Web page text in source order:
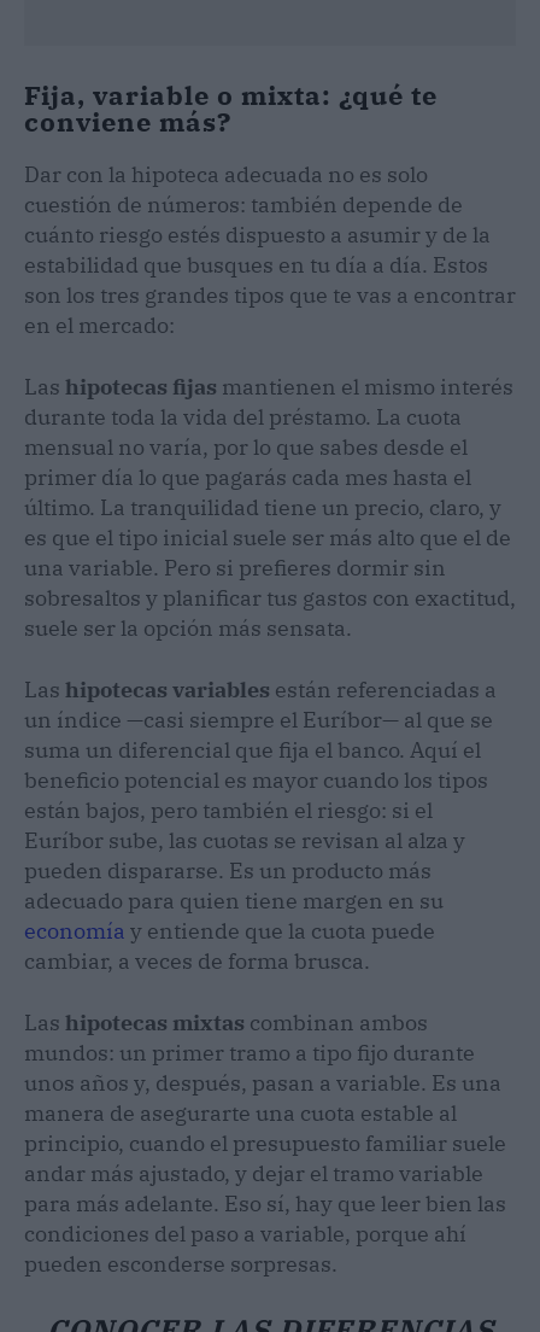
Fija, variable o mixta: ¿qué te
conviene más?
Dar con la hipoteca adecuada no es solo
cuestión de números: también depende de
cuánto riesgo estés dispuesto a asumir y de la
estabilidad que busques en tu día a día. Estos
son los tres grandes tipos que te vas a encontrar
en el mercado:
Las hipotecas fijas mantienen el mismo interés
durante toda la vida del préstamo. La cuota
mensual no varía, por lo que sabes desde el
primer día lo que pagarás cada mes hasta el
último. La tranquilidad tiene un precio, claro, y
es que el tipo inicial suele ser más alto que el de
una variable. Pero si prefieres dormir sin
sobresaltos y planificar tus gastos con exactitud,
suele ser la opción más sensata.
Las hipotecas variables están referenciadas a
un índice —casi siempre el Euríbor— al que se
suma un diferencial que fija el banco. Aquí el
beneficio potencial es mayor cuando los tipos
están bajos, pero también el riesgo: si el
Euríbor sube, las cuotas se revisan al alza y
pueden dispararse. Es un producto más
adecuado para quien tiene margen en su
economía y entiende que la cuota puede
cambiar, a veces de forma brusca.
Las hipotecas mixtas combinan ambos
mundos: un primer tramo a tipo fijo durante
unos años y, después, pasan a variable. Es una
manera de asegurarte una cuota estable al
principio, cuando el presupuesto familiar suele
andar más ajustado, y dejar el tramo variable
para más adelante. Eso sí, hay que leer bien las
condiciones del paso a variable, porque ahí
pueden esconderse sorpresas.